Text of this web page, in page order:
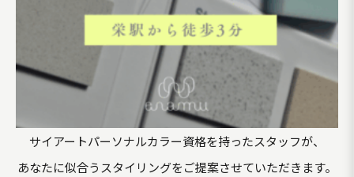
サイアートパーソナルカラー資格を持ったスタッフが、
あなたに似合うスタイリングをご提案させていただきます。